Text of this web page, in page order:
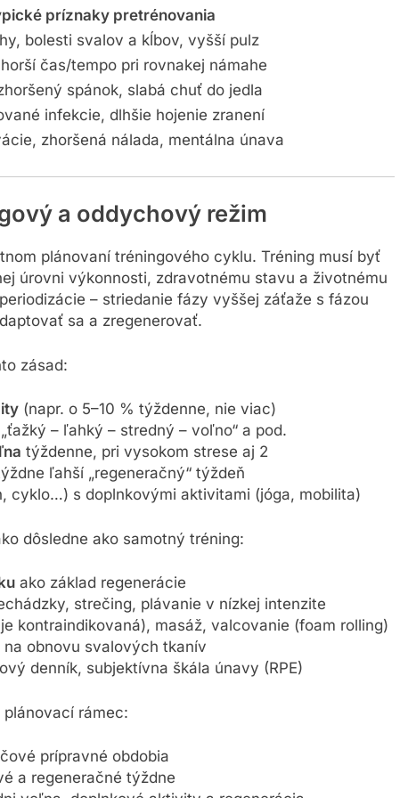
príznaky pretrénovania
bolesti svalov a kĺbov, vyšší pulz
čas/tempo pri rovnakej námahe
spánok, slabá chuť do jedla
infekcie, dlhšie hojenie zranení
zhoršená nálada, mentálna únava
a oddychový režim
plánovaní tréningového cyklu. Tréning musí byť
úrovni výkonnosti, zdravotnému stavu a životnému
– striedanie fázy vyššej záťaže s fázou
sa a zregenerovať.
zásad:
(napr. o 5–10 % týždenne, nie viac)
– ľahký – stredný – voľno“ a pod.
týždenne, pri vysokom strese aj 2
ľahší „regeneračný“ týždeň
cyklo…) s doplnkovými aktivitami (jóga, mobilita)
dôsledne ako samotný tréning:
ako základ regenerácie
strečing, plávanie v nízkej intenzite
kontraindikovaná), masáž, valcovanie (foam rolling)
na obnovu svalových tkanív
denník, subjektívna škála únavy (RPE)
rámec:
prípravné obdobia
a regeneračné týždne